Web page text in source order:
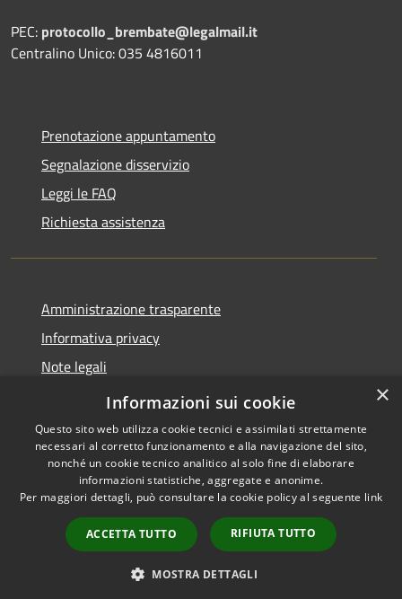
Indietro Prosegui
PEC: protocollo_brembate@legalmail.it
Centralino Unico: 035 4816011
Prenotazione appuntamento
Segnalazione disservizio
Leggi le FAQ
Richiesta assistenza
Amministrazione trasparente
Informativa privacy
Note legali
Dichiarazione di accessibilità
Accessibilità
Copyright © 2026 • Comune di
Brembate • Powered by
Municipium•
Accesso
redazione
×
Informazioni sui cookie
Questo sito web utilizza cookie tecnici e assimilati strettamente
necessari al corretto funzionamento e alla navigazione del sito,
nonché un cookie tecnico analitico al solo fine di elaborare
informazioni statistiche, aggregate e anonime.
Per maggiori dettagli, può consultare la cookie policy al seguente link
ACCETTA TUTTO RIFIUTA TUTTO
MOSTRA DETTAGLI